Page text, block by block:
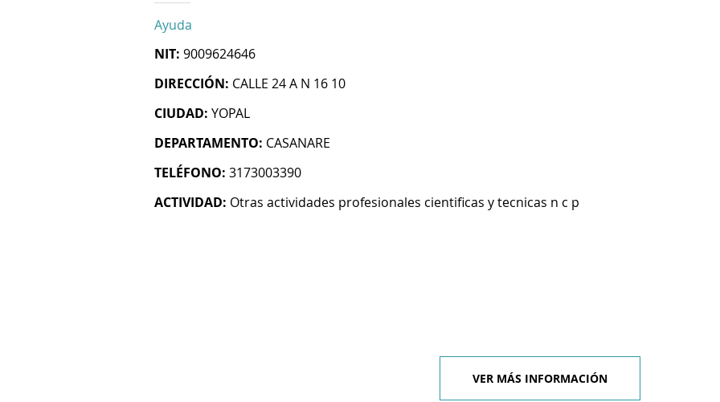
Ayuda
NIT: 9009624646
DIRECCIÓN: CALLE 24 A N 16 10
CIUDAD: YOPAL
DEPARTAMENTO: CASANARE
TELÉFONO: 3173003390
ACTIVIDAD: Otras actividades profesionales cientificas y tecnicas n c p
VER MÁS INFORMACIÓN